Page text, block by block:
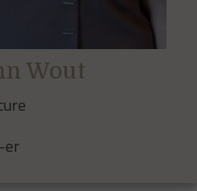
Wout